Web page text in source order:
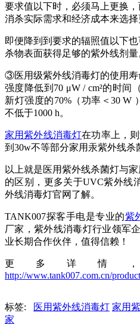
要求值以下时，必须马上更换
消杀实际需求和经济成本来选择
即便降到到要求的辐照值以下
杀物表面获得足够的紫外线剂量
③医用级紫外线消毒灯的使用
强度降低到70 μW / cm²的时间
新灯强度的70%（功率＜30 W
不低于1000 h。
家用紫外线消毒灯在功率上，
到30w不等部分家用汞紫外线杀
以上就是医用紫外线杀菌灯与
的区别，更多关于UVC紫外线
外线消毒灯官网了解。
TANK007探客手电是专业的紫
厂家，紫外线消毒灯行业领军
业长期合作伙伴，值得信赖！
更多详情
http://www.tank007.com.cn/
标签: 医用紫外线消毒灯 家用
家